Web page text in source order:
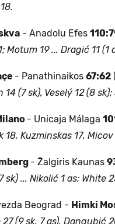
- Anadolu Efes
Motum 19 ... Dragić 11 (1
- Panathinaikos 67:62
14 (7 sk), Veselý 12 (8
- Unicaja Málaga
18, Kuzminskas 17,
- Žalgiris Kaunas
sk) ... Nikolić 1 as; White
Beograd - Himki
(9 sk, 7 as), Dangubić